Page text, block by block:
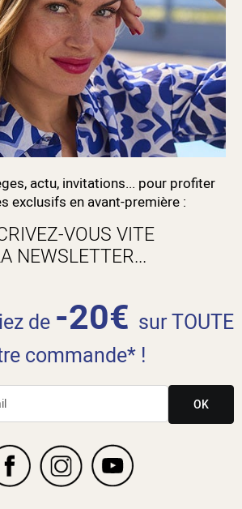
actu, invitations... pour profiter
exclusifs en avant-première :
VOUS VITE
NEWSLETTER...
de -20€ sur TOUTE
commande* !
OK